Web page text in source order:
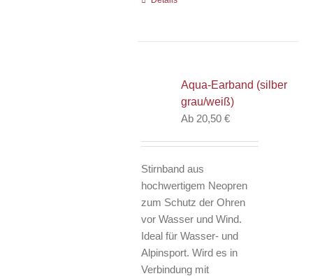
auf
der
werden
Aqua-Earband (silber
grau/weiß)
Ab 20,50€
Stirnband aus
hochwertigem Neopren
zum Schutz der Ohren
vor Wasser und Wind.
Ideal für Wasser- und
Alpinsport. Wird es in
Verbindung mit